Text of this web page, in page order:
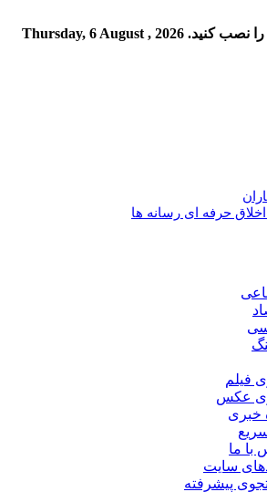
را نصب کنید. Thursday, 6 August , 2026
اخلاق حرفه ای رسانه ها
فیلم
عکس
خبری
با ما
سایت
پیشرفته